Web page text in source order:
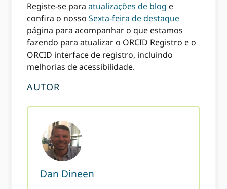
Registe-se paraatualizações de blog e
confira o nossoSexta-feira de destaque
página para acompanhar o que estamos
fazendo para atualizar o ORCID Registro e o
ORCID interface de registro, incluindo
melhorias de acessibilidade.
AUTOR
Dan Dineen